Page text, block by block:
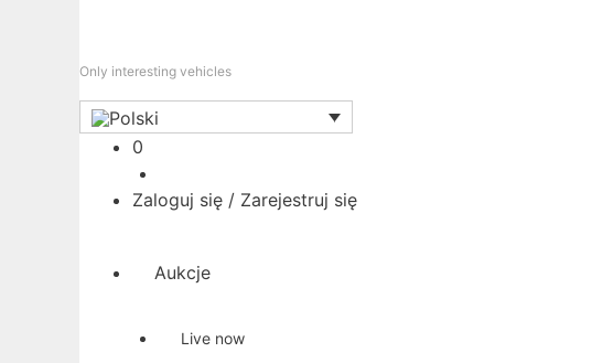
Only interesting vehicles
Koszyk
0
Zaloguj się / Zarejestruj się
Aukcje
Live now